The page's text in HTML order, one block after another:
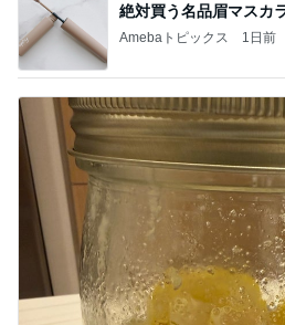
絶対買う名品眉マスカ
Amebaトピックス 1日前